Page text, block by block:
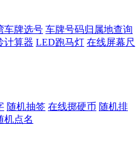
车牌选号 车牌号码归属地查询
计算器 LED跑马灯 在线屏幕尺
随机抽签 在线掷硬币 随机排
机点名